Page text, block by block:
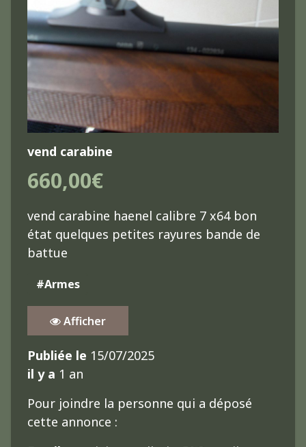
vend carabine
660,00€
vend carabine haenel calibre 7 x64 bon
état quelques petites rayures bande de
battue
#Armes
Afficher
Publiée le 15/07/2025
il y a 1 an
Pour joindre la personne qui a déposé
cette annonce :